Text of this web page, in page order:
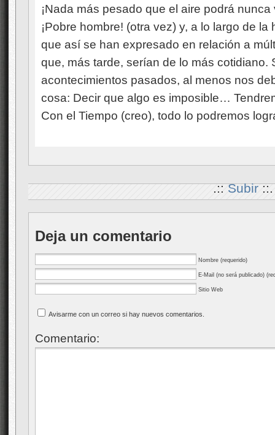
¡Nada más pesado que el aire podrá nunca
¡Pobre hombre! (otra vez) y, a lo largo de
que así se han expresado en relación a
que, más tarde, serían de lo más cotidiano.
acontecimientos pasados, al menos nos
cosa: Decir que algo es imposible…
Con el Tiempo (creo), todo lo podremos
.::Subir::.
Deja un comentario
Nombre (requerido)
E-Mail (no será publicado)
Sitio Web
Avisarme con un correo si hay nuevos comentarios.
Comentario: